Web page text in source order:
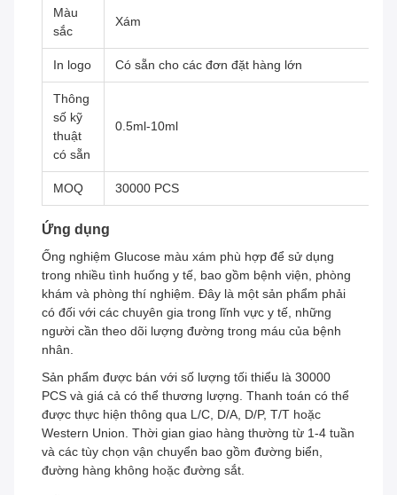
Màu
sắc
Xám
In logo Có sẵn cho các đơn đặt hàng lớn
Thông
số kỹ
thuật
có sẵn
0.5ml-10ml
MOQ 30000 PCS
Ứng dụng
Ống nghiệm Glucose màu xám phù hợp để sử dụng
trong nhiều tình huống y tế, bao gồm bệnh viện, phòng
khám và phòng thí nghiệm. Đây là một sản phẩm phải
có đối với các chuyên gia trong lĩnh vực y tế, những
người cần theo dõi lượng đường trong máu của bệnh
nhân.
Sản phẩm được bán với số lượng tối thiểu là 30000
PCS và giá cả có thể thương lượng. Thanh toán có thể
được thực hiện thông qua L/C, D/A, D/P, T/T hoặc
Western Union. Thời gian giao hàng thường từ 1-4 tuần
và các tùy chọn vận chuyển bao gồm đường biển,
đường hàng không hoặc đường sắt.